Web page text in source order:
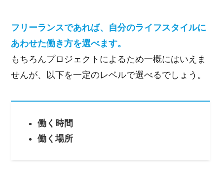
フリーランスであれば、自分のライフスタイルに
あわせた働き方を選べます。
もちろんプロジェクトによるため一概にはいえま
せんが、以下を一定のレベルで選べるでしょう。
働く時間
働く場所